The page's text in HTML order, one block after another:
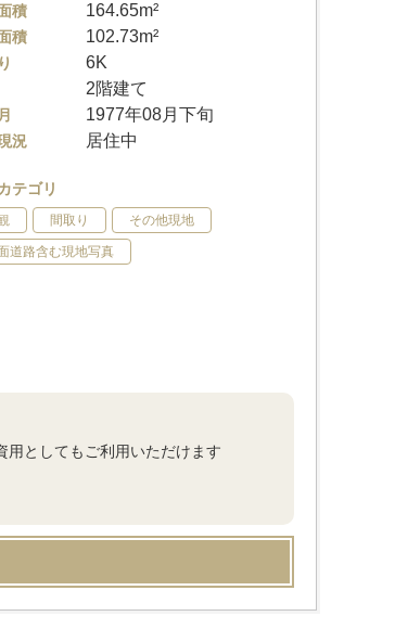
積 164.65m²
積 102.73m²
6K
2階建て
1977年08月下旬
況 居住中
テゴリ
間取り その他現地
道路含む現地写真
としてもご利用いただけます